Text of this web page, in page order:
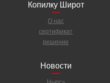
Копилку Широт
О нас
сертификат
решение
Новости